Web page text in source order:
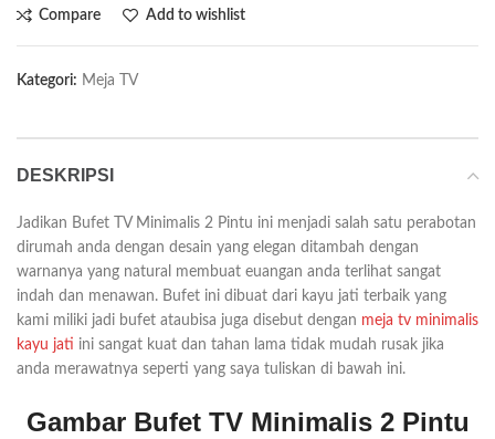
Compare Add to wishlist
Kategori: Meja TV
DESKRIPSI
Jadikan Bufet TV Minimalis 2 Pintu ini menjadi salah satu perabotan
dirumah anda dengan desain yang elegan ditambah dengan
warnanya yang natural membuat euangan anda terlihat sangat
indah dan menawan. Bufet ini dibuat dari kayu jati terbaik yang
kami miliki jadi bufet ataubisa juga disebut dengan meja tv minimalis
kayu jati ini sangat kuat dan tahan lama tidak mudah rusak jika
anda merawatnya seperti yang saya tuliskan di bawah ini.
Gambar Bufet TV Minimalis 2 Pintu